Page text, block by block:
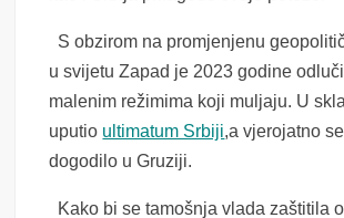
S obzirom na promjenjenu
u svijetu Zapad je 2023 godine
malenim režimima koji muljaju. U
uputio ultimatum Srbiji,a vjerojatno
dogodilo u Gruziji.
Kako bi se tamošnja vlada zaštitila